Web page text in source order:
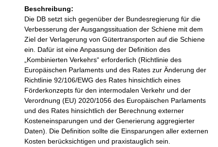
Beschreibung:
Die DB setzt sich gegenüber der Bundesregierung für die
Verbesserung der Ausgangssituation der Schiene mit dem
Ziel der Verlagerung von Gütertransporten auf die Schiene
ein. Dafür ist eine Anpassung der Definition des
„Kombinierten Verkehrs“ erforderlich (Richtlinie des
Europäischen Parlaments und des Rates zur Änderung der
Richtlinie 92/106/EWG des Rates hinsichtlich eines
Förderkonzepts für den intermodalen Verkehr und der
Verordnung (EU) 2020/1056 des Europäischen Parlaments
und des Rates hinsichtlich der Berechnung externer
Kosteneinsparungen und der Generierung aggregierter
Daten). Die Definition sollte die Einsparungen aller externen
Kosten berücksichtigen und praxistauglich sein.